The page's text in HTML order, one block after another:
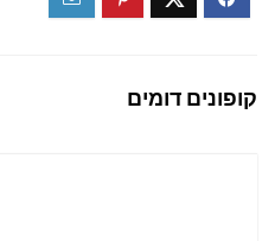
קופונים דומים